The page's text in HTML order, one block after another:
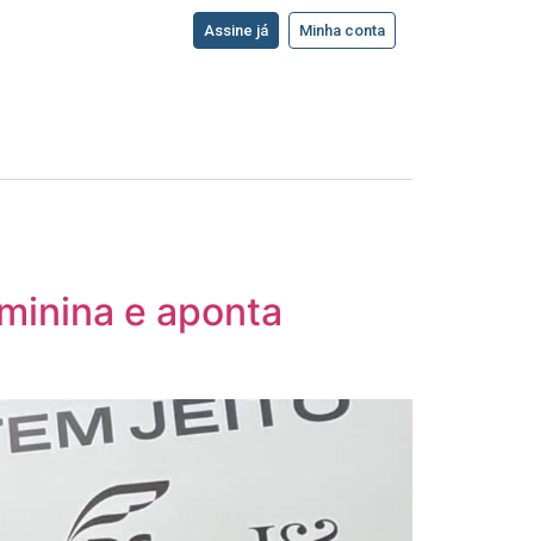
Assine já Minha conta
e aponta